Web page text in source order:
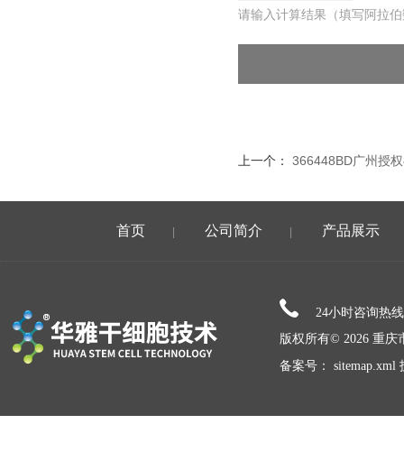
请输入计算结果（填写阿拉
上一个： 366448BD广州授
首页 公司简介 产品展示
24小时咨询热
版权所有© 2026 重庆
备案号：
sitemap.xml